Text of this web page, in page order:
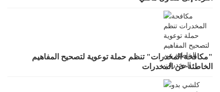
"مكافحة المخدرات" تنظم حملة توعوية لتصحيح المفاهيم
الخاطئة عن المخدرات